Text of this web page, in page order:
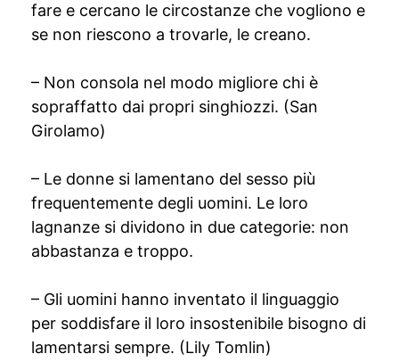
fare e cercano le circostanze che vogliono e
se non riescono a trovarle, le creano.
– Non consola nel modo migliore chi è
sopraffatto dai propri singhiozzi. (San
Girolamo)
– Le donne si lamentano del sesso più
frequentemente degli uomini. Le loro
lagnanze si dividono in due categorie: non
abbastanza e troppo.
– Gli uomini hanno inventato il linguaggio
per soddisfare il loro insostenibile bisogno di
lamentarsi sempre. (Lily Tomlin)